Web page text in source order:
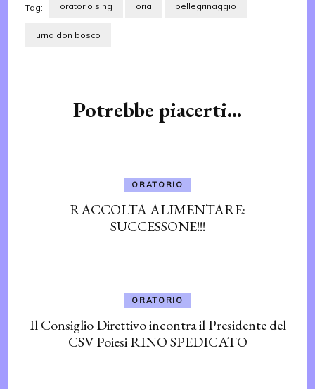
Tag: oratorio sing oria pellegrinaggio
urna don bosco
Potrebbe piacerti...
ORATORIO
RACCOLTA ALIMENTARE:
SUCCESSONE!!!
ORATORIO
Il Consiglio Direttivo incontra il Presidente del
CSV Poiesi RINO SPEDICATO